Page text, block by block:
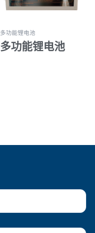
多功能锂电池
多功能锂电池